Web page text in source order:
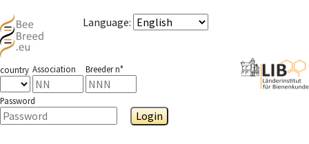
Language:
country Association Breeder n°
Password
Login